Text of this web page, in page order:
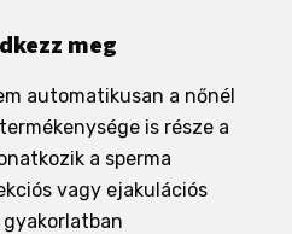
meg
automatikusan a nőnél
is része a
a sperma
vagy ejakulációs
gyakorlatban